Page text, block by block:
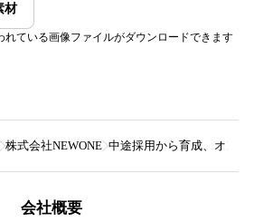
材
れている画像ファイルがダウンロードできます
株式会社NEWONE 中途採用から育成、オン
会社概要